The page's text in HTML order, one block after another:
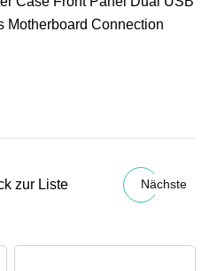
zur Liste Nächste